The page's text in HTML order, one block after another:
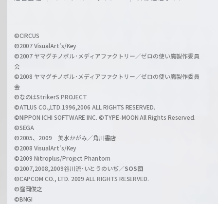
a
r
z
i
l
h
a
n
l
©CIRCUS
©2007 VisualArt's/Key
©2007 ヤマグチノボル･メディアファクトリー／ゼロの使い魔製作委員
会
©2008 ヤマグチノボル･メディアファクトリー／ゼロの使い魔製作委員
会
©なのはStrikerS PROJECT
©ATLUS CO.,LTD.1996,2006 ALL RIGHTS RESERVED.
©NIPPON ICHI SOFTWARE INC. ©TYPE-MOON All Rights Reserved.
©SEGA
©2005、2009 美水かがみ／角川書店
©2008 VisualArt's/Key
©2009 Nitroplus/Project Phantom
©2007,2008,2009谷川流･いとうのいぢ／SOS団
©CAPCOM CO., LTD. 2009 ALL RIGHTS RESERVED.
©窪岡俊之
©BNGI